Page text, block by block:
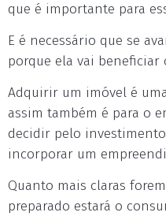
que é importante para
E é necessário que se
porque ela vai beneficiar
Adquirir um imóvel é
assim também é para o
decidir pelo
incorporar um
Quanto mais claras
preparado estará o